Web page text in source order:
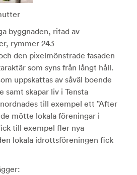
byggnaden, ritad av
rymmer 243
den pixelmönstrade fasaden
som syns från långt håll.
uppskattas av såväl boende
samt skapar liv i Tensta
till exempel ett ”After
mötte lokala föreningar i
till exempel fler nya
lokala idrottsföreningen fick